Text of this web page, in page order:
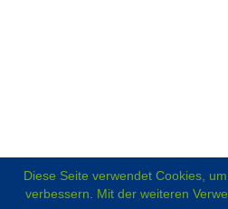
Diese Seite verwendet Cookies,
verbessern. Mit der weiteren